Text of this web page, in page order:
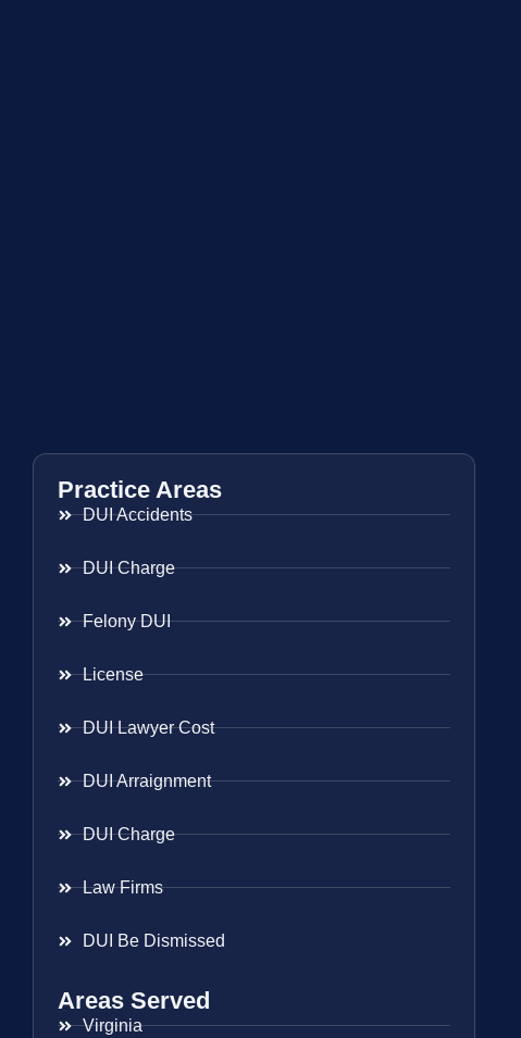
Practice Areas
DUI Accidents
DUI Charge
Felony DUI
License
DUI Lawyer Cost
DUI Arraignment
DUI Charge
Law Firms
DUI Be Dismissed
Areas Served
Virginia